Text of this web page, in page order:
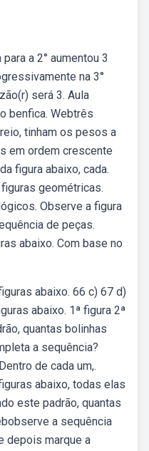
a 2° aumentou 3
na 3°
será 3. Aula
benfica. Webtrês
tinham os pesos a
em ordem crescente
figura abaixo, cada.
geométricas.
Observe a figura
de peças.
abaixo. Com base no
abaixo. 66 c) 67 d)
abaixo. 1ª figura 2ª
quantas bolinhas
a sequência?
de cada um,.
abaixo, todas elas
este padrão, quantas
a sequência
depois marque a